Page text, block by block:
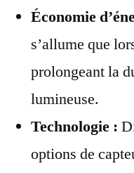
Économie
s’allume que
prolongeant la
lumineuse.
Technologie :
options de